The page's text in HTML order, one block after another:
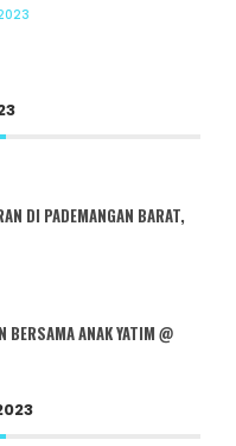
DI PADEMANGAN BARAT,
BERSAMA ANAK YATIM @